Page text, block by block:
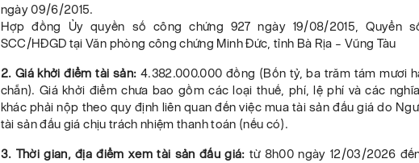
ngày 09/6/2015.
Hợp đồng Ủy quyền số công chứng 927 ngày 19/08/2015, Quyển
SCC/HĐGD tại Văn phòng công chứng Minh Đức, tỉnh Bà Rịa – Vũng Tàu
2. Giá khởi điểm tài sản: 4.382.000.000 đồng (Bốn tỷ, ba trăm tám mươi
chẵn). Giá khởi điểm chưa bao gồm các loại thuế, phí, lệ phí và các
khác phải nộp theo quy định liên quan đến việc mua tài sản đấu giá do
tài sản đấu giá chịu trách nhiệm thanh toán (nếu có).
3. Thời gian, địa điểm xem tài sản đấu giá: từ 8h00 ngày 12/03/2026